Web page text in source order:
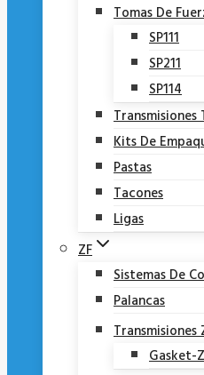
Tomas De
SP111
SP211
SP114
Transmisiones
Kits De
Pastas
Tacones
Ligas
ZF
Sistemas De
Palancas
Transmisiones
Gasket-